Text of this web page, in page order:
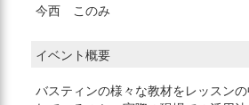
今西 このみ
イベント概要
バスティンの様々な教材をレッスン